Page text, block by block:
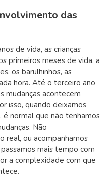
das
de vida, as crianças
primeiros meses de vida, a
os barulhinhos, as
hora. Até o terceiro ano
mudanças acontecem
isso, quando deixamos
é normal que não tenhamos
Não
real, ou acompanhamos
mais tempo com
a complexidade com que